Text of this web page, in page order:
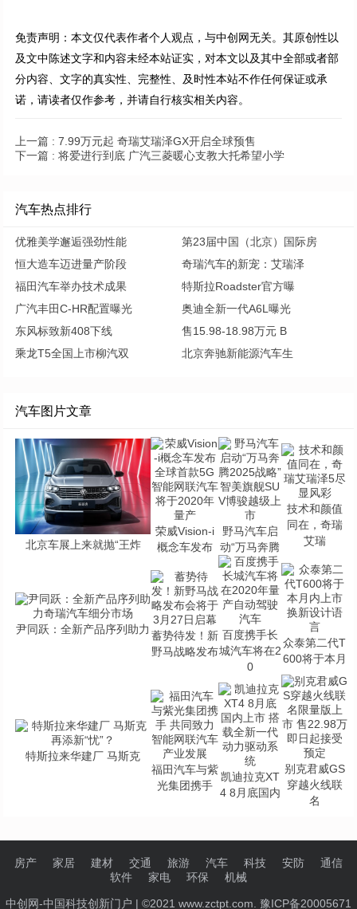
免责声明：本文仅代表作者个人观点，与中创网无关。其原创性以
及文中陈述文字和内容未经本站证实，对本文以及其中全部或者部
分内容、文字的真实性、完整性、及时性本站不作任何保证或承
诺，请读者仅作参考，并请自行核实相关内容。
上一篇 : 7.99万元起 奇瑞艾瑞泽GX开启全球预售
下一篇 : 将爱进行到底 广汽三菱暖心支教大托希望小学
汽车热点排行
优雅美学邂逅强劲性能
第23届中国（北京）国际房
恒大造车迈进量产阶段
奇瑞汽车的新宠：艾瑞泽
福田汽车举办技术成果
特斯拉Roadster官方曝
广汽丰田C-HR配置曝光
奥迪全新一代A6L曝光
东风标致新408下线
售15.98-18.98万元 B
乘龙T5全国上市柳汽双
北京奔驰新能源汽车生
汽车图片文章
北京车展上来就抛“王炸
荣威Vision-i
概念车发布
野马汽车启
动“万马奔腾
技术和颜值
同在，奇瑞
艾瑞
尹同跃：全新产品序列助力 蓄势待发！新
野马战略发布
百度携手长
城汽车将在2
0
众泰第二代T
600将于本月
特斯拉来华建厂 马斯克
福田汽车与紫
光集团携手
凯迪拉克XT
4 8月底国内
别克君威GS
穿越火线联
名
房产 家居 建材 交通 旅游 汽车 科技 安防
通信
软件
家电 环保 机械
中创网-中国科技创新门户 | ©2021 www.zctpt.com. 豫ICP备20005671